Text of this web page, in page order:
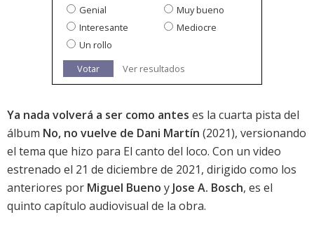
Genial
Muy bueno
Interesante
Mediocre
Un rollo
Votar
Ver resultados
Ya nada volverá a ser como antes es la cuarta pista del
álbum No, no vuelve de Dani Martín (2021), versionando
el tema que hizo para El canto del loco. Con un video
estrenado el 21 de diciembre de 2021, dirigido como los
anteriores por Miguel Bueno y Jose A. Bosch, es el
quinto capítulo audiovisual de la obra.